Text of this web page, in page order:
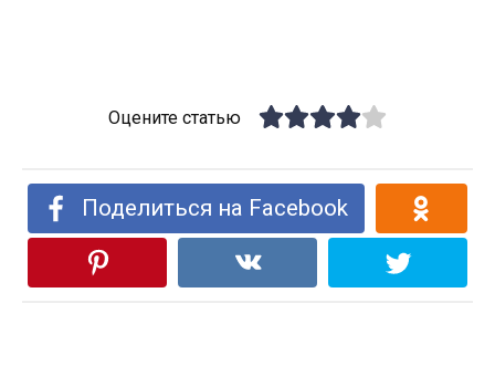
Оцените статью
Поделиться на Facebook